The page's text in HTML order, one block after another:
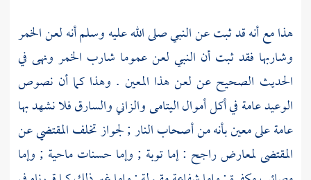
هذا مع أنه قد ثبت عن النبي صلى الله عليه وسلم أنه لعن الخمر
وشاربها فقد ثبت أن النبي لعن عموما شارب الخمر ونهى في
الحديث الصحيح عن لعن هذا المعين . وهذا كما أن نصوص
الوعيد عامة في أكل أموال اليتامى والزاني والسارق فلا نشهد بها
عامة على معين بأنه من أصحاب النار ; لجواز تخلف المقتضي عن
المقتضى لمعارض راجح : إما توبة ; وإما حسنات ماحية ; وإما